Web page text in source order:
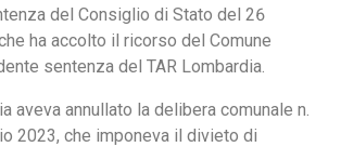
del Consiglio di Stato del 26
ha accolto il ricorso del Comune
sentenza del TAR Lombardia.
aveva annullato la delibera comunale n.
2023, che imponeva il divieto di